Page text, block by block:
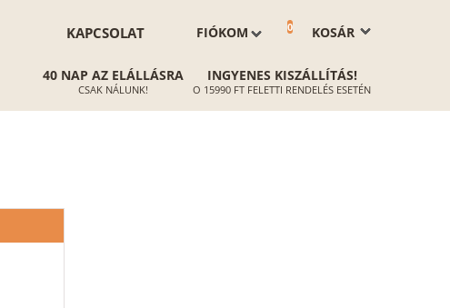
KOSÁR
0
FIÓKOM
KAPCSOLAT
40 NAP AZ ELÁLLÁSRA
CSAK NÁLUNK!
INGYENES KISZÁLLÍTÁS!
O 15990 FT FELETTI RENDELÉS ESETÉN